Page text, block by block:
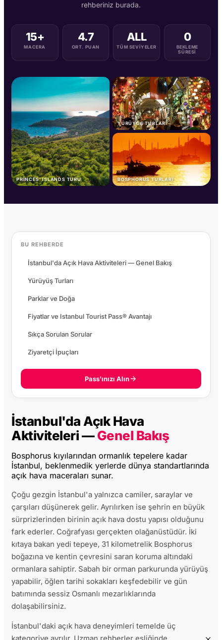
rehberiniz burada.
15+
MACERA
4.7
ORT. PUAN
ALL
TÜM SEVIYELER
0
BEKLEME
SÜRESI
PRINCES' ISLANDS TURU
YÜRÜYÜŞ TURLARI
BOSPHORUS TURLARI
İstanbul'da Açık Hava
Aktiviteleri —Genel Bakış
Bosphorus kıyılarından ormanlık tepelere kadar
İstanbul, beklenmedik yerlerde dünya standartlarında
açık hava maceraları sunar.
Çoğu gezgin İstanbul'a yalnızca camiler, saraylar ve
çarşıları düşünerek gelir. Ayrılırken ise şehrin en büyük
sürprizlerinden birinin açık hava dostu yapısı olduğunu
fark ederler. Coğrafyası gerçekten olağanüstüdür. İki
kıtaya bakan yedi tepeye, 31 kilometrelik Bosphorus
boğazına ve kentin çevresini saran koruma altındaki
ormanlara sahiptir. Sabah bir orman parkurunda yürüyüş
yapabilir, öğlen tarihi sokakları keşfedebilir ve gün
batımında sessiz Osmanlı mezarlıklarında
dolaşabilirsiniz.
İstanbul'daki açık hava deneyimleri temelde üç
BU REHBERDE
İstanbul'da Açık Hava Aktiviteleri — Genel Bakış
Yürüyüş Turları
Parklar ve Doğa
Fiyatlar ve Istanbul Tourist Pass® Avantajı
Sıkça Sorulan Sorular
Ziyaretçi İpuçları
Pass'ınızı Alın